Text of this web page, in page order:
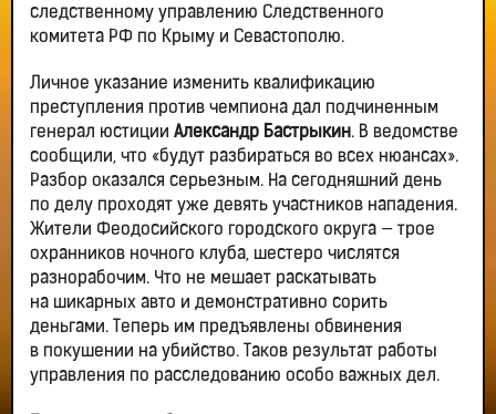
следственному управлению Следственного
комитета РФ по Крыму и Севастополю.
Личное указание изменить квалификацию
преступления против чемпиона дал подчиненным
генерал юстиции Александр Бастрыкин. В ведомстве
сообщили, что «будут разбираться во всех нюансах».
Разбор оказался серьезным. На сегодняшний день
по делу проходят уже девять участников нападения.
Жители Феодосийского городского округа — трое
охранников ночного клуба, шестеро числятся
разнорабочим. Что не мешает раскатывать
на шикарных авто и демонстративно сорить
деньгами. Теперь им предъявлены обвинения
в покушении на убийство. Таков результат работы
управления по расследованию особо важных дел.